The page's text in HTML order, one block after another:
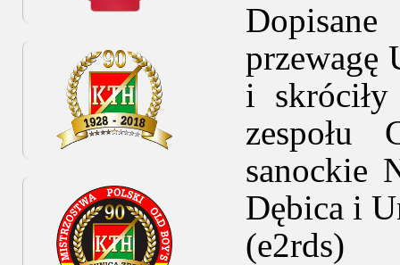
przewagę
i
zespołu
sanockie
Dębica i
(e2rds)